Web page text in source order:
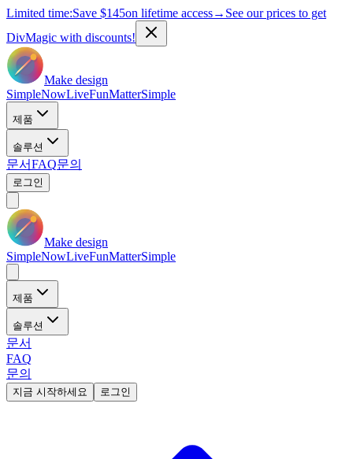
Limited time:Save $145on lifetime access→ See our prices to get
DivMagic with discounts!
Make design
SimpleNowLiveFunMatterSimple
제품
솔루션
문서FAQ문의
로그인
Make design
SimpleNowLiveFunMatterSimple
제품
솔루션
문서
FAQ
문의
지금 시작하세요 로그인